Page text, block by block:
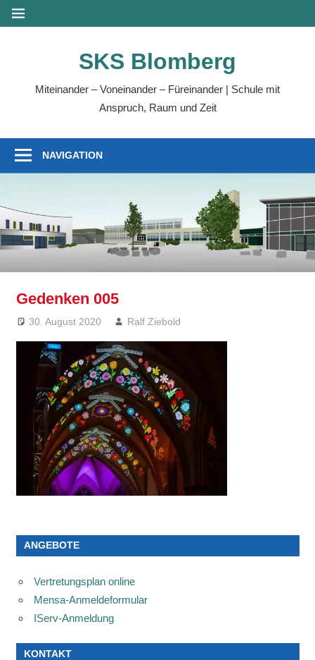
Zum
Inhalt
MENÜ
SKS Blomberg
Miteinander – Voneinander – Füreinander | Schule mit
Anspruch, Raum und Zeit
NAVIGATION
Gedenken 005
30. August 2020 Ralf Ziebold
ANGEBOTE
Vertretungsplan online
Mensa-Anmeldeformular
IServ-Anmeldung
KONTAKT